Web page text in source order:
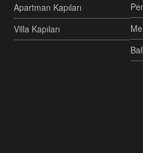
Apartman Kapıları
Villa Kapıları